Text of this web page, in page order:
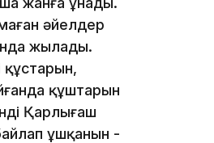
әйелдер
жылады.
құстарын,
құштарын
Қарлығаш
ұшқанын -